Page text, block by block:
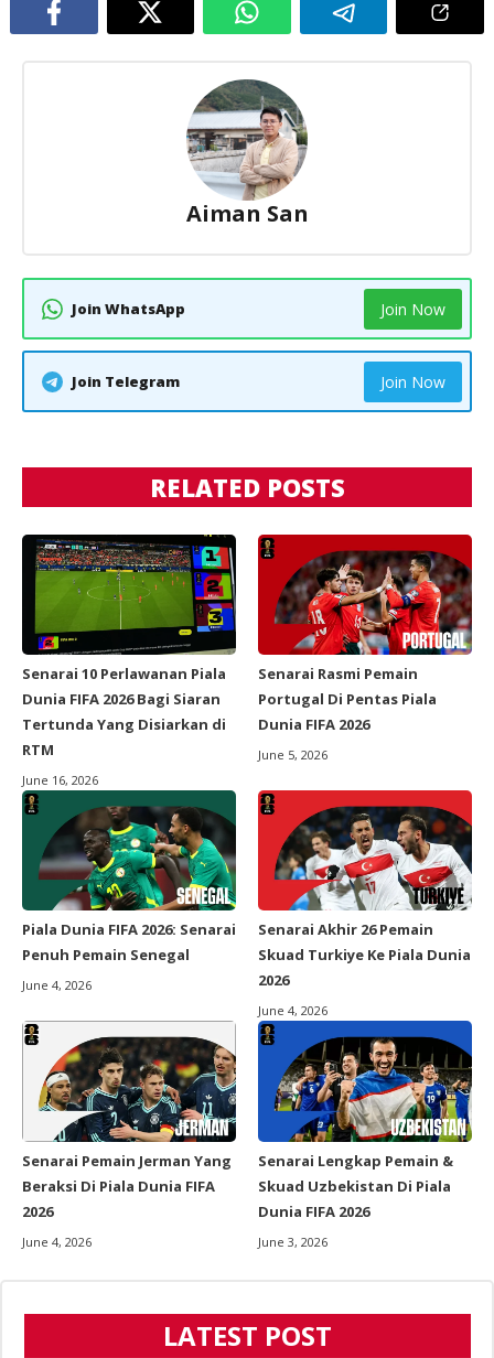
Aiman San
Join WhatsApp Join Now
Join Telegram Join Now
RELATED POSTS
Senarai 10 Perlawanan Piala
Dunia FIFA 2026 Bagi Siaran
Tertunda Yang Disiarkan di
RTM
June 16, 2026
Senarai Rasmi Pemain
Portugal Di Pentas Piala
Dunia FIFA 2026
June 5, 2026
Piala Dunia FIFA 2026: Senarai
Penuh Pemain Senegal
June 4, 2026
Senarai Akhir 26 Pemain
Skuad Turkiye Ke Piala Dunia
2026
June 4, 2026
Senarai Pemain Jerman Yang
Beraksi Di Piala Dunia FIFA
2026
June 4, 2026
Senarai Lengkap Pemain &
Skuad Uzbekistan Di Piala
Dunia FIFA 2026
June 3, 2026
LATEST POST